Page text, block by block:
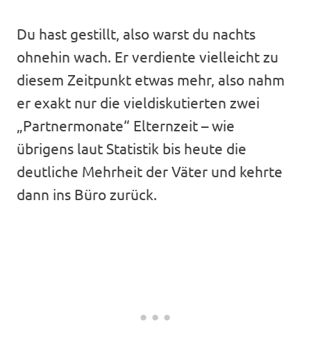
Du hast gestillt, also warst du nachts
ohnehin wach. Er verdiente vielleicht zu
diesem Zeitpunkt etwas mehr, also nahm
er exakt nur die vieldiskutierten zwei
„Partnermonate“ Elternzeit – wie
übrigens laut Statistik bis heute die
deutliche Mehrheit der Väter und kehrte
dann ins Büro zurück.